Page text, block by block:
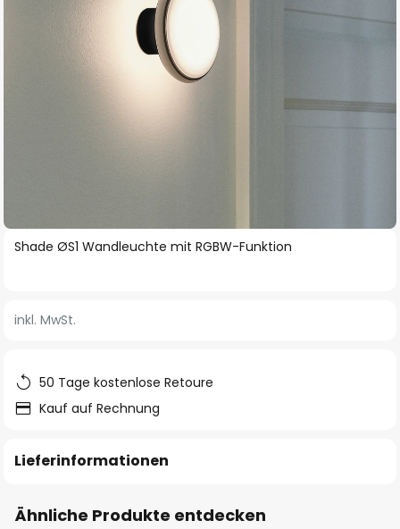
Zum
springen
Shade ØS1 Wandleuchte mit RGBW-Funktion
inkl. MwSt.
50 Tage kostenlose Retoure
Kauf auf Rechnung
Lieferinformationen
Ähnliche Produkte entdecken